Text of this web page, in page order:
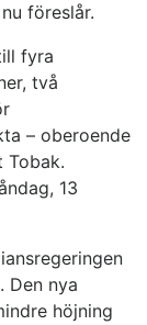
föreslår.
fyra
två
– oberoende
Tobak.
13
Den nya
höjning